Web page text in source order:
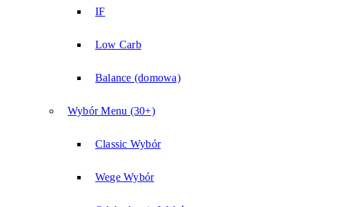
IF
Low Carb
Balance (domowa)
Wybór Menu (30+)
Classic Wybór
Wege Wybór